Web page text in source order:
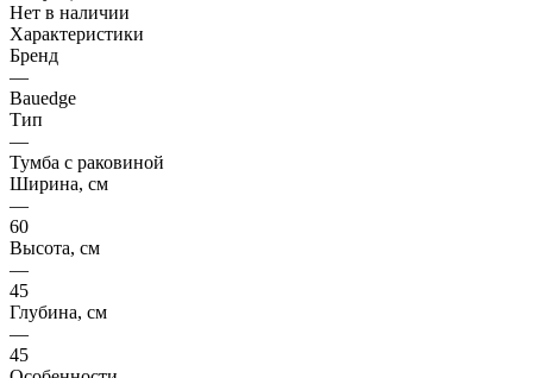
Нет в наличии
Характеристики
Бренд
—
Bauedge
Тип
—
Тумба с раковиной
Ширина, см
—
60
Высота, см
—
45
Глубина, см
—
45